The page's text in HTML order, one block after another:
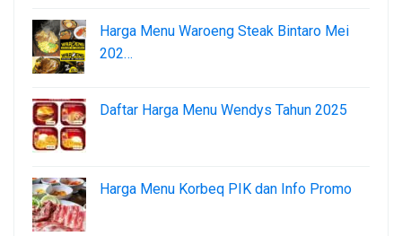
Harga Menu Waroeng Steak Bintaro Mei
202…
Daftar Harga Menu Wendys Tahun 2025
Harga Menu Korbeq PIK dan Info Promo